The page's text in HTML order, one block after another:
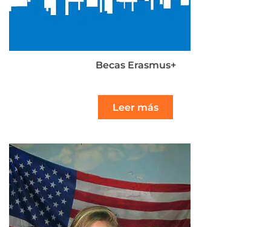
Becas Erasmus+
Leer más